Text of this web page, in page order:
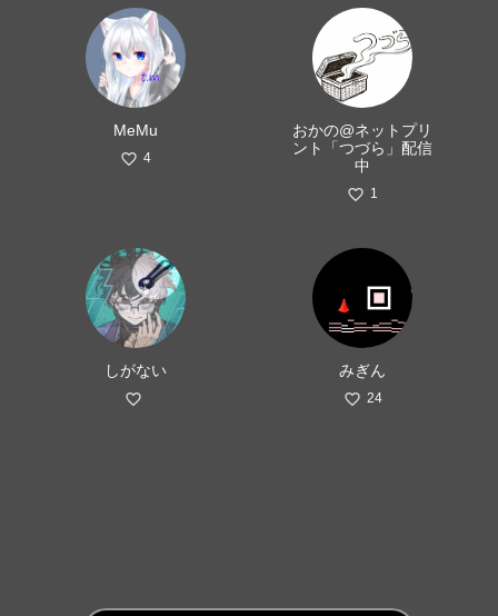
MeMu
4
おかの@ネットプリ
ント「つづら」配信
中
1
しがない みぎん
24